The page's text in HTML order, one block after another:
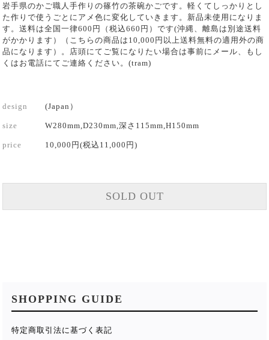
岩手県のかご職人手作りの篠竹の茶碗かごです。軽くてしっかりとし
た作りで使うごとにアメ色に変化していきます。新品未使用になりま
す。送料は全国一律600円（税込660円）です(沖縄、離島は別途送料
がかかります）（こちらの商品は10,000円以上送料無料の適用外の商
品になります）。店頭にてご覧になりたい場合は事前にメール、もし
くはお電話にてご連絡ください。(tram)
design (Japan）
size W280mm,D230mm,深さ115mm,H150mm
price 10,000円(税込11,000円)
SOLD OUT
SHOPPING GUIDE
特定商取引法に基づく表記